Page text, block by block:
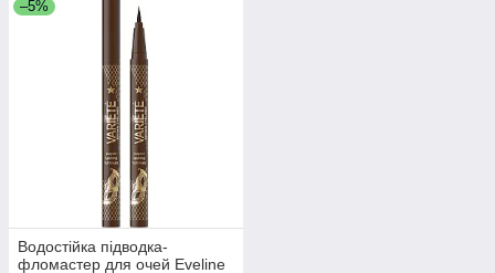
–5%
Водостійка підводка-
фломастер для очей Eveline